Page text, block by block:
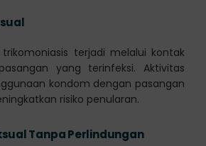
terjadi melalui kontak
yang terinfeksi. Aktivitas
kondom dengan pasangan
risiko penularan.
Tanpa Perlindungan